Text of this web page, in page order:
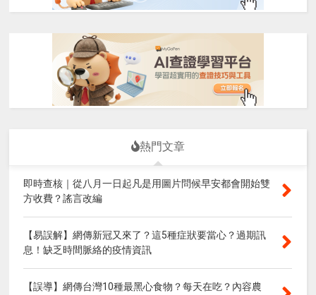
熱門文章
即時查核｜從八月一日起凡是用圖片問候早安都會開始雙
方收費？謠言改編
【易誤解】網傳新冠又來了？這5種症狀要當心？過期訊
息！缺乏時間脈絡的疫情資訊
【誤導】網傳台灣10種最黑心食物？每天在吃？內容農